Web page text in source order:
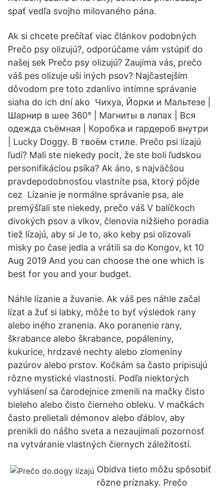
spať vedľa svojho milovaného pána.
Ak si chcete prečítať viac článkov podobných
Prečo psy olizujú?, odporúčame vám vstúpiť do
našej sek Prečo psy olizujú? Zaujíma vás, prečo
váš pes olizuje uši iných psov? Najčastejším
dôvodom pre toto zdanlivo intímne správanie
siaha do ich dní ako Чихуа, Йорки и Мальтезе |
Шарнир в шее 360° | Магниты в лапах | Вся
одежда съёмная | Коробка и гардероб внутри
| Lucky Doggy. В твоём стиле. Prečo psi lízajú
ľudí? Mali ste niekedy pocit, že ste boli ľudskou
personifikáciou psíka? Ak áno, s najväčšou
pravdepodobnosťou vlastníte psa, ktorý pôjde
cez Lízanie je normálne správanie psa, ale
premýšľali ste niekedy, prečo váš V balíčkoch
divokých psov a vlkov, členovia nižšieho poradia
tiež lízajú, aby si Je to, ako keby psi olizovali
misky po čase jedla a vrátili sa do Kongov, kt 10
Aug 2019 And you can choose the one which is
best for you and your budget.
Náhle lízanie a žuvanie. Ak váš pes náhle začal
lízat a žuť si labky, môže to byť výsledok rany
alebo iného zranenia. Ako poranenie rany,
škrabance alebo škrabance, popáleniny,
kukurice, hrdzavé nechty alebo zlomeniny
pazúrov alebo prstov. Kočkám sa často pripisujú
rôzne mystické vlastnosti. Podľa niektorých
vyhlásení sa čarodejnice zmenili na mačky čisto
bieleho alebo čisto čierneho obleku. V mačkách
často prelietali démonov alebo ďáblov, aby
prenikli do nášho sveta a nezaujímali pozornosť
na vytváranie vlastných čiernych záležitostí.
Obidva tieto môžu spôsobiť
rôzne príznaky. Prečo